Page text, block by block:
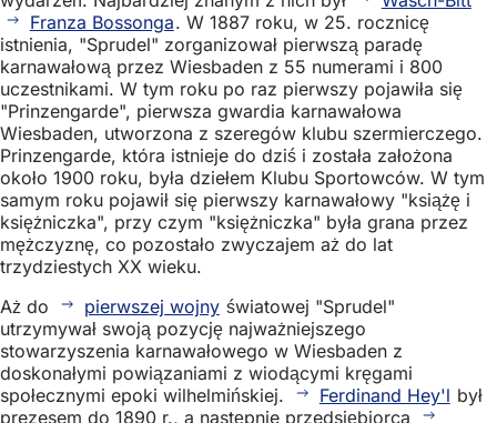
Franza Bossonga. W 1887 roku, w 25. rocznicę
istnienia, "Sprudel" zorganizował pierwszą paradę
karnawałową przez Wiesbaden z 55 numerami i 800
uczestnikami. W tym roku po raz pierwszy pojawiła się
"Prinzengarde", pierwsza gwardia karnawałowa
Wiesbaden, utworzona z szeregów klubu szermierczego.
Prinzengarde, która istnieje do dziś i została założona
około 1900 roku, była dziełem Klubu Sportowców. W tym
samym roku pojawił się pierwszy karnawałowy "książę i
księżniczka", przy czym "księżniczka" była grana przez
mężczyznę, co pozostało zwyczajem aż do lat
trzydziestych XX wieku.
Aż do
pierwszej wojny światowej "Sprudel"
utrzymywał swoją pozycję najważniejszego
stowarzyszenia karnawałowego w Wiesbaden z
doskonałymi powiązaniami z wiodącymi kręgami
społecznymi epoki wilhelmińskiej.
Ferdinand Hey'l był
prezesem do 1890 r., a następnie przedsiębiorca